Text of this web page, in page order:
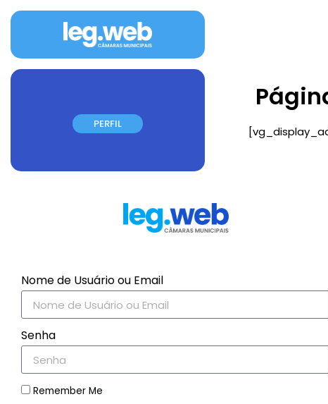
PERFIL
Nome de Usuário ou Email
Senha
Remember Me